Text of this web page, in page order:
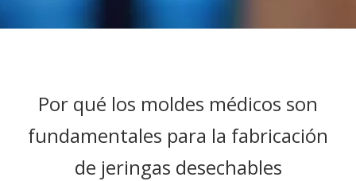
Por qué los moldes médicos son
fundamentales para la fabricación
de jeringas desechables